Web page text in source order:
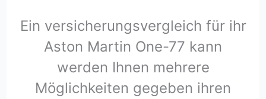
Ein versicherungsvergleich für ihr
Aston Martin One-77 kann
werden Ihnen mehrere
Möglichkeiten gegeben ihren